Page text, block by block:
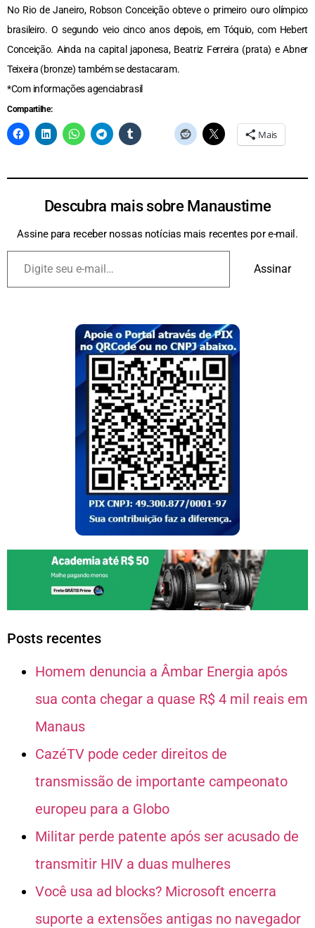
No Rio de Janeiro, Robson Conceição obteve o primeiro ouro olímpico
brasileiro. O segundo veio cinco anos depois, em Tóquio, com Hebert
Conceição. Ainda na capital japonesa, Beatriz Ferreira (prata) e Abner
Teixeira (bronze) também se destacaram.
*Com informações agenciabrasil
Compartilhe:
Mais
Descubra mais sobre Manaustime
Assine para receber nossas notícias mais recentes por e-mail.
Assinar
Posts recentes
Homem denuncia a Âmbar Energia após
sua conta chegar a quase R$ 4 mil reais em
Manaus
CazéTV pode ceder direitos de
transmissão de importante campeonato
europeu para a Globo
Militar perde patente após ser acusado de
transmitir HIV a duas mulheres
Você usa ad blocks? Microsoft encerra
suporte a extensões antigas no navegador